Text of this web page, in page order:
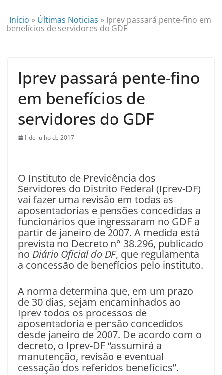
Início » Últimas Noticias » Iprev passará pente-fino em
benefícios de servidores do GDF
Iprev passará pente-fino
em benefícios de
servidores do GDF
1 de julho de 2017
O Instituto de Previdência dos
Servidores do Distrito Federal (Iprev-DF)
vai fazer uma revisão em todas as
aposentadorias e pensões concedidas a
funcionários que ingressaram no GDF a
partir de janeiro de 2007. A medida está
prevista no Decreto n° 38.296, publicado
no Diário Oficial do DF, que regulamenta
a concessão de benefícios pelo instituto.
A norma determina que, em um prazo
de 30 dias, sejam encaminhados ao
Iprev todos os processos de
aposentadoria e pensão concedidos
desde janeiro de 2007. De acordo com o
decreto, o Iprev-DF “assumirá a
manutenção, revisão e eventual
cessação dos referidos benefícios”.